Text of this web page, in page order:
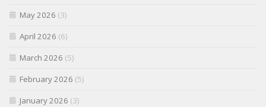
May 2026 (3)
April 2026 (6)
March 2026 (5)
February 2026 (5)
January 2026 (3)